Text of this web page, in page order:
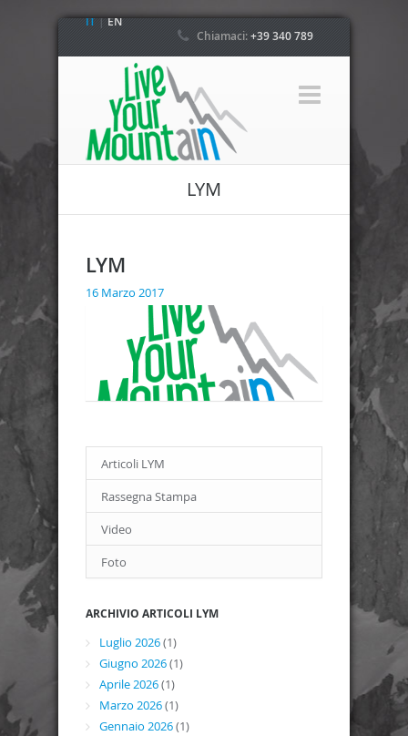
IT|EN
Chiamaci:+39 340 789
LYM
LYM
16 Marzo 2017
Articoli LYM
Rassegna Stampa
Video
Foto
ARCHIVIO ARTICOLI LYM
Luglio 2026(1)
Giugno 2026(1)
Aprile 2026(1)
Marzo 2026(1)
Gennaio 2026(1)